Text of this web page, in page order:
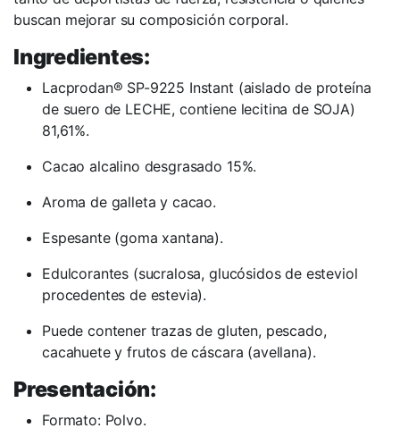
buscan mejorar su composición corporal.
Ingredientes:
Lacprodan® SP-9225 Instant (aislado de proteína
de suero de LECHE, contiene lecitina de SOJA)
81,61%.
Cacao alcalino desgrasado 15%.
Aroma de galleta y cacao.
Espesante (goma xantana).
Edulcorantes (sucralosa, glucósidos de esteviol
procedentes de estevia).
Puede contener trazas de gluten, pescado,
cacahuete y frutos de cáscara (avellana).
Presentación:
Formato: Polvo.